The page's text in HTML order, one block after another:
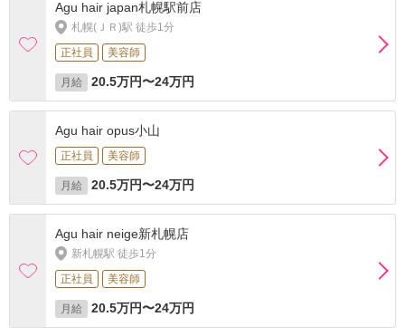
Agu hair japan札幌駅前店
札幌(ＪＲ)駅 徒歩1分
正社員
美容師
月給 20.5万円〜24万円
Agu hair opus小山
正社員 美容師
月給 20.5万円〜24万円
Agu hair neige新札幌店
新札幌駅 徒歩1分
正社員
美容師
月給 20.5万円〜24万円